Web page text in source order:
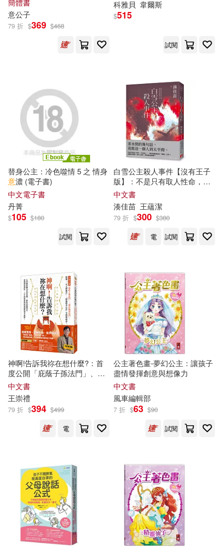
田秋堇(1) 石田衣良(1)
范巽綠(1)
蔡奕屏(1)
西格蒙德．佛洛伊德(1)
賴曉妍(1)
鍾瀚億(1)
魯本．安德森(1)
麗莎．康頓(1) 黃河醒(1)
鼎茂研究室(1)
（意）塞爾吉奧(1)
（法）洛德，（法）果范(1)
監察院(1)
西南交通大學出版社(1)
野人(1)
簡體書
意公子
79 折 $369 $468
科雅貝 韋爾斯
$515
試閱
替身公主：冷色噬情 5 之 情身
意濃 (電子書)
中文電子書
丹菁
$105 $180
試閱
白雪公主殺人事件【沒有王子
版】：不是只有取人性命，才
叫殺人──湊佳苗最瘋狂的「惡
意」之作!
中文書
湊佳苗 王蘊潔
79 折 $300 $380
電
試閱
神啊!告訴我祢在想什麼?：首
度公開「庇蔭子孫法門」、
「增長福慧法門」，五段曲折
離奇真實案例，教你知曉神
意，蒙獲神恩護佑!
中文書
王崇禮
79 折 $394 $499
電
公主著色畫-夢幻公主：讓孩子
盡情發揮創意與想像力
中文書
風車編輯部
7 折 $63 $90
試閱